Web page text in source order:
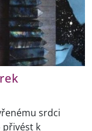
srdci
přivést k